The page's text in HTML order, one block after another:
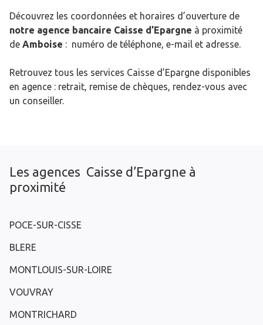
Découvrez les coordonnées et horaires d’ouverture de
notre agence bancaire Caisse d’Epargne à proximité
de Amboise : numéro de téléphone, e-mail et adresse.
Retrouvez tous les services Caisse d’Epargne disponibles
en agence : retrait, remise de chèques, rendez-vous avec
un conseiller.
Les agences Caisse d’Epargne à
proximité
POCE-SUR-CISSE
BLERE
MONTLOUIS-SUR-LOIRE
VOUVRAY
MONTRICHARD